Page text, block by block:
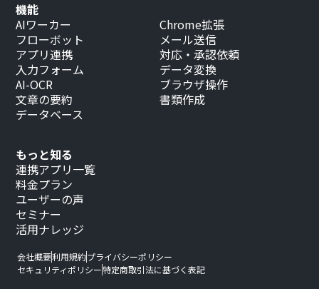
もっと知る
連携アプリ一覧
料金プラン
ユーザーの声
セミナー
活用ナレッジ
機能
AIワーカー
フローボット
アプリ連携
入力フォーム
AI-OCR
文章の要約
データベース
Chrome拡張
メール送信
対応・承認依頼
データ変換
ブラウザ操作
書類作成
会社概要利用規約プライバシーポリシー
セキュリティポリシー特定商取引法に基づく表記